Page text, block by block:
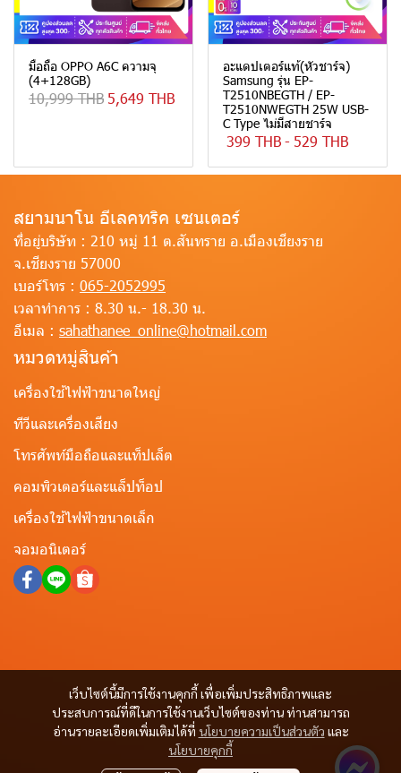
มือถือ OPPO A6C ความจุ
(4+128GB)
10,999 THB 5,649 THB
อะแดปเตอร์แท้(หัวชาร์จ)
Samsung รุ่น EP-
T2510NBEGTH / EP-
T2510NWEGTH 25W USB-
C Type ไม่มีสายชาร์จ
399 THB- 529 THB
เว็บไซต์นี้มีการใช้งานคุกกี้ เพื่อเพิ่มประสิทธิภาพและ
ประสบการณ์ที่ดีในการใช้งานเว็บไซต์ของท่าน ท่านสามารถ
อ่านรายละเอียดเพิ่มเติมได้ที่ นโยบายความเป็นส่วนตัว และ
นโยบายคุกกี้
สยามนาโน อีเลคทริค เซนเตอร์
ที่อยู่บริษัท : 210 หมู่ 11 ต.สันทราย อ.เมืองเชียงราย
จ.เชียงราย 57000
เบอร์โทร : 065-2052995
เวลาทำการ : 8.30 น.- 18.30 น.
อีเมล : sahathanee_online@hotmail.com
หมวดหมู่สินค้า
เครื่องใช้ไฟฟ้าขนาดใหญ่
ทีวีและเครื่องเสียง
โทรศัพท์มือถือและแท็ปเล็ต
คอมพิวเตอร์และแล็ปท็อป
เครื่องใช้ไฟฟ้าขนาดเล็ก
จอมอนิเตอร์